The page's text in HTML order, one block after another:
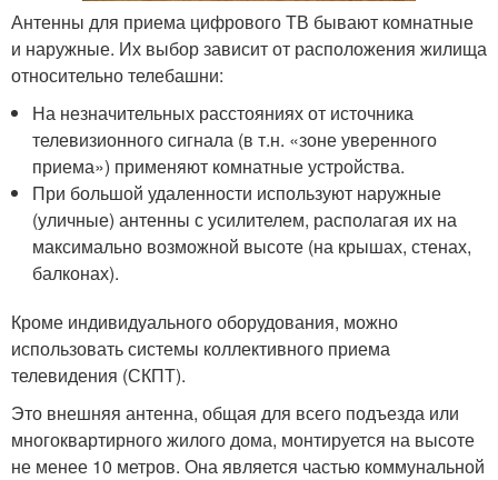
Антенны для приема цифрового ТВ бывают комнатные
и наружные. Их выбор зависит от расположения жилища
относительно телебашни:
На незначительных расстояниях от источника
телевизионного сигнала (в т.н. «зоне уверенного
приема») применяют комнатные устройства.
При большой удаленности используют наружные
(уличные) антенны с усилителем, располагая их на
максимально возможной высоте (на крышах, стенах,
балконах).
Кроме индивидуального оборудования, можно
использовать системы коллективного приема
телевидения (СКПТ).
Это внешняя антенна, общая для всего подъезда или
многоквартирного жилого дома, монтируется на высоте
не менее 10 метров. Она является частью коммунальной